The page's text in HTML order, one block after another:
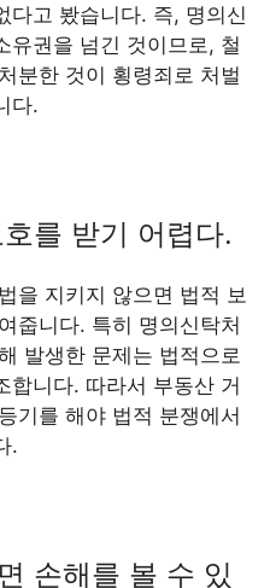
다고 봤습니다. 즉, 명의신
유권을 넘긴 것이므로, 철
분한 것이 횡령죄로 처벌
다.
를 받기 어렵다.
을 지키지 않으면 법적 보
줍니다. 특히 명의신탁처
발생한 문제는 법적으로
합니다. 따라서 부동산 거
기를 해야 법적 분쟁에서
.
손해를 볼 수 있